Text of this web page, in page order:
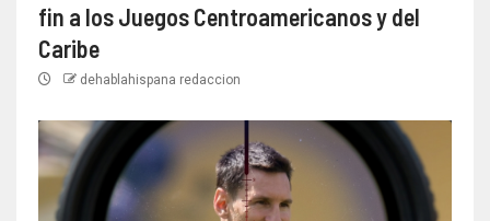
fin a los Juegos Centroamericanos y del
Caribe
dehablahispana redaccion